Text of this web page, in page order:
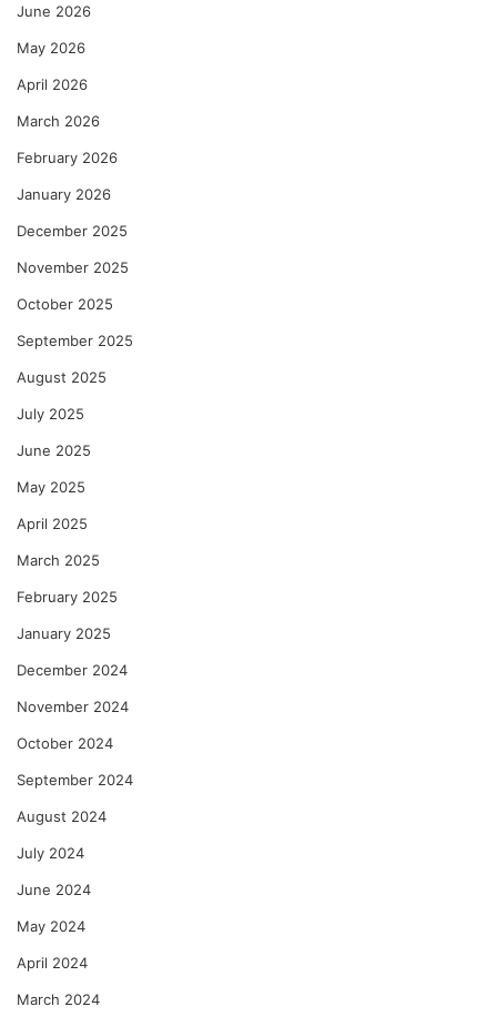
दे
ण
–
णु
का
ल्हे
June 2026
May 2026
April 2026
March 2026
February 2026
January 2026
December 2025
November 2025
October 2025
September 2025
August 2025
July 2025
June 2025
May 2025
April 2025
March 2025
February 2025
January 2025
December 2024
November 2024
October 2024
September 2024
August 2024
July 2024
June 2024
May 2024
April 2024
March 2024